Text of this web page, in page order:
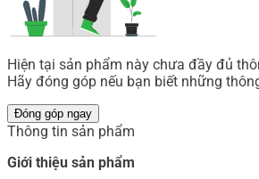
Hiện tại sản phẩm này chưa đầy đủ
Hãy đóng góp nếu bạn biết những
Đóng góp ngay
Thông tin sản phẩm
Giới thiệu sản phẩm